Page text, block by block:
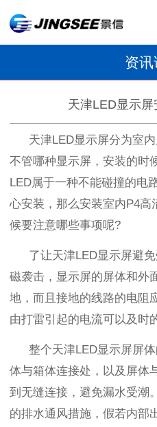
资
天津LED显示
天津LED显示屏分为室
不管哪种显示屏，安装的时
LED属于一种不能碰撞的电
心安装，那么安装室内P4高
候要注意哪些事项呢?
了让天津LED显示屏避
磁袭击，显示屏的屏体和外
地，而且接地的线路的电阻
由打雷引起的电流可以及时
整个天津LED显示屏屏
体与箱体连接处，以及屏体
到无缝连接，避免漏水受潮
的排水通风措施，假若内部